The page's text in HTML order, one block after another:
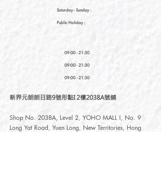
Saturday- Sunday :
Public Holiday :
09:00 - 21:30
09:00 - 21:30
09:00 - 21:30
新界元朗朗日路9號形點I 2樓2038A號舖
Shop No. 2038A, Level 2, YOHO MALL I, No. 9
Long Yat Road, Yuen Long, New Territories, Hong